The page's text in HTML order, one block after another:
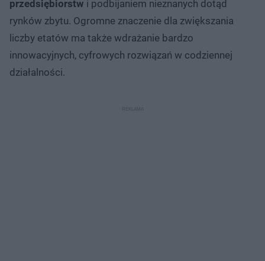
przedsiębiorstw i podbijaniem nieznanych dotąd
rynków zbytu. Ogromne znaczenie dla zwiększania
liczby etatów ma także wdrażanie bardzo
innowacyjnych, cyfrowych rozwiązań w codziennej
działalności.